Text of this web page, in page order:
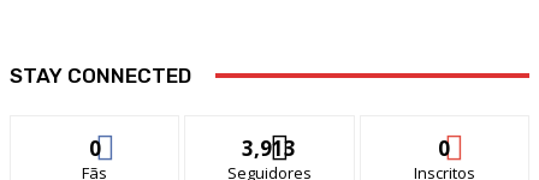
STAY CONNECTED
0
Fãs
3,913
Seguidores
0
Inscritos